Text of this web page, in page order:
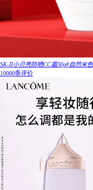
SK-II小贝壳防晒CC霜30g#自然米
10000条评价